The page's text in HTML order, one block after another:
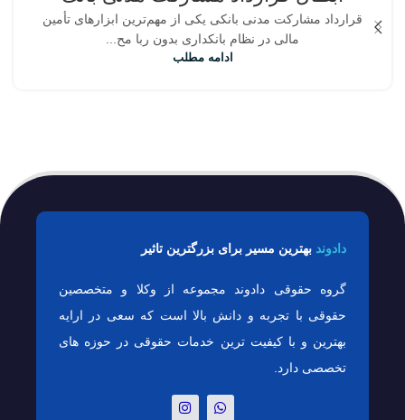
قرارداد مشارکت مدنی بانکی یکی از مهم‌ترین ابزارهای تأمین
مالی در نظام بانکداری بدون ربا مح...
ادامه مطلب
دادوند بهترین مسیر برای بزرگترین تاثیر
گروه حقوقی دادوند مجموعه از وکلا و متخصصین
حقوقی با تجربه و دانش بالا است که سعی در ارایه
بهترین و با کیفیت ترین خدمات حقوقی در حوزه های
تخصصی دارد.